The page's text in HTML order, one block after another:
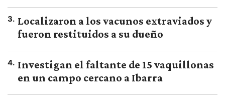
3. Localizaron a los vacunos extraviados y
fueron restituidos a su dueño
4. Investigan el faltante de 15 vaquillonas
en un campo cercano a Ibarra